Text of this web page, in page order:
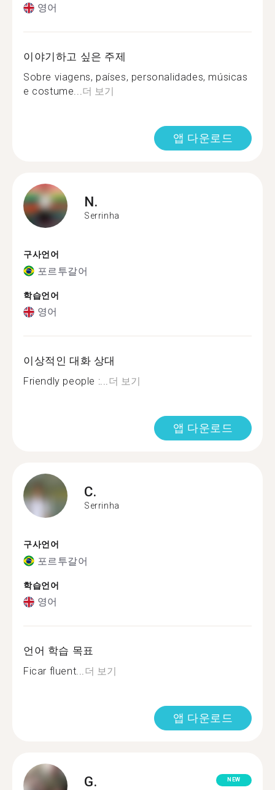
영어
이야기하고 싶은 주제
Sobre viagens, países, personalidades, músicas
e costume...더 보기
앱 다운로드
N.
Serrinha
구사언어
포르투갈어
학습언어
영어
이상적인 대화 상대
Friendly people :...더 보기
앱 다운로드
C.
Serrinha
구사언어
포르투갈어
학습언어
영어
언어 학습 목표
Ficar fluent...더 보기
앱 다운로드
G. NEW